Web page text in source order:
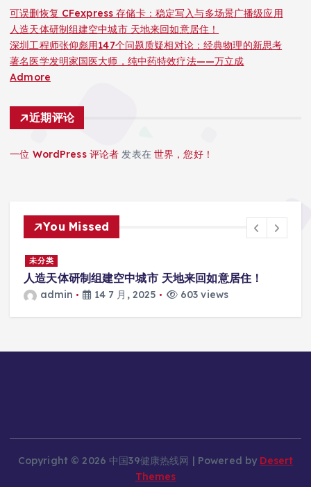
可误删恢复 CFexpress 存储卡：稳定写入与多场景广播级应用
人造天体研制组建空中城市 天地来回如意居住！
深圳工程师张仰彪用147个问题质疑相对论：经典物理的新思考
著名医学发明家国医大师，纯中药特效疗法——万立成
Admore
近期评论
一位 WordPress 评论者 发表在世界，您好！
You Missed
未分类
人造天体研制组建空中城市 天地来回如意居住！
admin 14 7 月, 2025 603 views
Copyright © 2026 中国39健康热线网 | Powered by Desert
Themes